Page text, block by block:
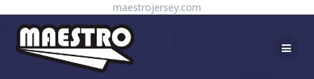
maestrojersey.com